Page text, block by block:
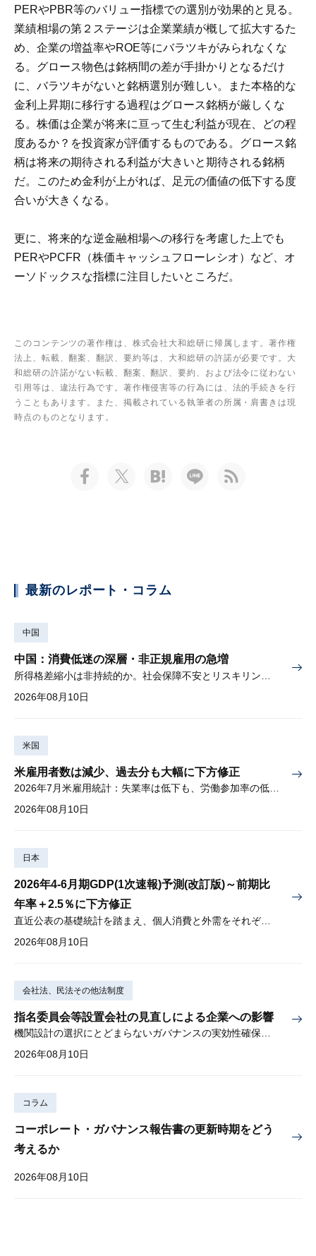
PERやPBR等のバリュー指標での選別が効果的と見る。
業績相場の第２ステージは企業業績が概して拡大するた
め、企業の増益率やROE等にバラツキがみられなくな
る。グロース物色は銘柄間の差が手掛かりとなるだけ
に、バラツキがないと銘柄選別が難しい。また本格的な
金利上昇期に移行する過程はグロース銘柄が厳しくな
る。株価は企業が将来に亘って生む利益が現在、どの程
度あるか？を投資家が評価するものである。グロース銘
柄は将来の期待される利益が大きいと期待される銘柄
だ。このため金利が上がれば、足元の価値の低下する度
合いが大きくなる。
更に、将来的な逆金融相場への移行を考慮した上でも
PERやPCFR（株価キャッシュフローレシオ）など、オ
ーソドックスな指標に注目したいところだ。
このコンテンツの著作権は、株式会社大和総研に帰属します。著作権
法上、転載、翻案、翻訳、要約等は、大和総研の許諾が必要です。大
和総研の許諾がない転載、翻案、翻訳、要約、および法令に従わない
引用等は、違法行為です。著作権侵害等の行為には、法的手続きを行
うこともあります。また、掲載されている執筆者の所属・肩書きは現
時点のものとなります。
最新のレポート・コラム
中国
中国：消費低迷の深層・非正規雇用の急増
2026年08月10日
米国
米雇用者数は減少、過去分も大幅に下方修正
2026年7月米雇用統計：失業率は低下も、労働参加率の低下に懸念
2026年08月10日
日本
2026年4-6月期GDP(1次速報)予測(改訂版)～前期比
年率＋2.5％に下方修正
直近公表の基礎統計を踏まえ、個人消費と外需をそれぞれ下方修正
2026年08月10日
会社法、民法その他法制度
指名委員会等設置会社の見直しによる企業への影響
機関設計の選択にとどまらないガバナンスの実効性確保が重要
2026年08月10日
コラム
コーポレート・ガバナンス報告書の更新時期をどう
考えるか
2026年08月10日